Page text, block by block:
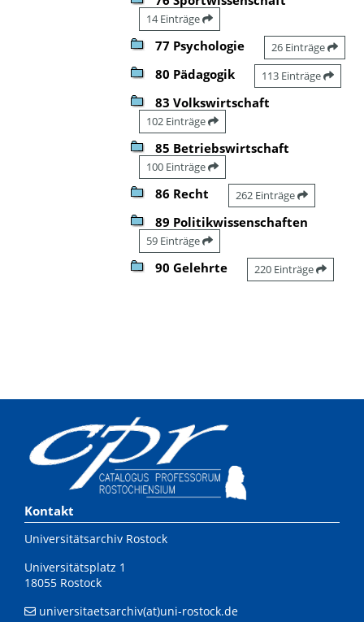
14 Einträge
77 Psychologie 26 Einträge
80 Pädagogik 113 Einträge
83 Volkswirtschaft
102 Einträge
85 Betriebswirtschaft
100 Einträge
86 Recht 262 Einträge
89 Politikwissenschaften
59 Einträge
90 Gelehrte 220 Einträge
Kontakt
Universitätsarchiv Rostock
Universitätsplatz 1
18055 Rostock
universitaetsarchiv(at)uni-rostock.de